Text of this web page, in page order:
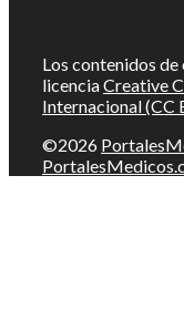
Los contenidos
licenciaCreative
Internacional (CC
©2026